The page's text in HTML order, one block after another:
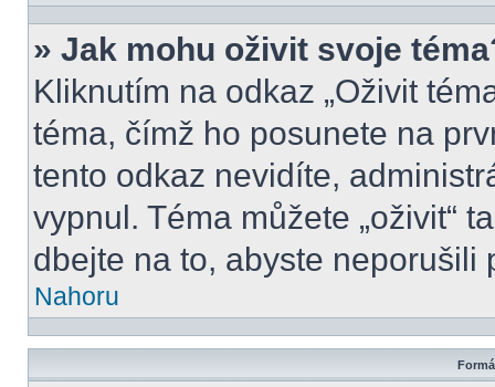
» Jak mohu oživit svoje
Kliknutím na odkaz „Oživit
téma, čímž ho posunete na
tento odkaz nevidíte,
vypnul. Téma můžete „oživit“
dbejte na to, abyste neporušili
Nahoru